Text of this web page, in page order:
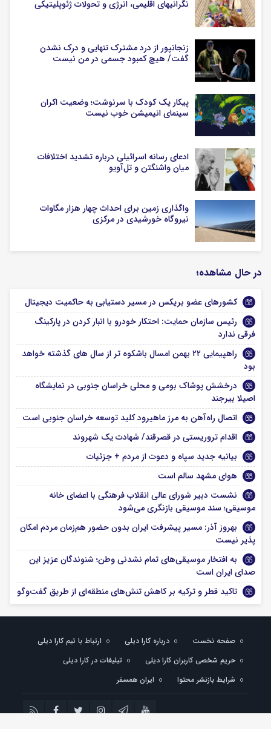
نگرانیهای اقلیمی، انرژی و تحولات ژئوپلیتیکی
زنجانپور از درد مشترک تنهایی و درک نشدن
گفت/ هیچ کمبود جسمی در من نیست
پیکار یک کودک با سرنوشت؛ وضعیت اکران
سینمای انیمیشن خوب نیست
ادعای رسانه اسرائیلی درباره تشدید اختلافات
میان واشنگتن و تل‌آویو
واگذاری زمین برای احداث چهار هزار مگاوات
نیروگاه خورشیدی در مرکزی
در حال مشاهده؛
کشورهای عضو بریکس در مسیر دستیابی به حاکمیت دیجیتال
رئیس سازمان حمایت: احتکار خودرو با انبار کردن در پارکینگ
فرقی ندارد
راهپیمایی ۲۲ بهمن امسال باشکوه تر از سال های گذشته خواهد
بود
درخشش پوشاک بومی و محلی خراسان جنوبی در نمایشگاه
اصیلا بیرجند
اتصال راه‌آهن به مرز ماهیرود کلید توسعه خراسان جنوبی است
اقدام تروریستی در قصرقند/ شهادت یک شهروند
بیانیه جدید سپاه و دعوت از مردم + جزئیات
هوای مشهد سالم است
نشست دبیر شورای عالی انقلاب فرهنگی با اعضای خانه
موسیقی؛ سند موسیقی بازنگری می‌شود
بهروز آذر: مسیر پیشرفت ایران بدون حضور هم‌زمان مردم امکان
پذیر نیست
به افتخار موسیقی‌های تمام نشدنی وطن؛ شنوندگان عزیز این
صدای ایران است
تاکید قطر و ترکیه بر کاهش تنش‌های منطقه‌ای از طریق گفت‌وگو
صفحه نخست درباره کارا دیلی
ارتباط با تیم کارا دیلی
حریم شخصی کاربران کارا دیلی
تبلیغات در کارا دیلی
شرایط بازنشر محتوا
ایران همسفر